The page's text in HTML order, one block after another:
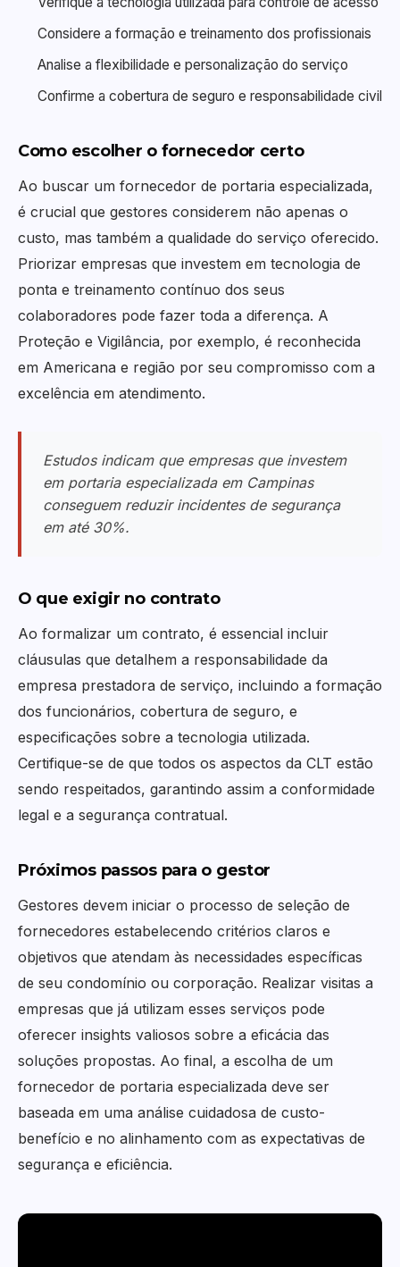
Considere a formação e treinamento dos profissionais
Analise a flexibilidade e personalização do serviço
Confirme a cobertura de seguro e responsabilidade civil
Como escolher o fornecedor certo
Ao buscar um fornecedor de portaria especializada,
é crucial que gestores considerem não apenas o
custo, mas também a qualidade do serviço oferecido.
Priorizar empresas que investem em tecnologia de
ponta e treinamento contínuo dos seus
colaboradores pode fazer toda a diferença. A
Proteção e Vigilância, por exemplo, é reconhecida
em Americana e região por seu compromisso com a
excelência em atendimento.
Estudos indicam que empresas que investem
em portaria especializada em Campinas
conseguem reduzir incidentes de segurança
em até 30%.
O que exigir no contrato
Ao formalizar um contrato, é essencial incluir
cláusulas que detalhem a responsabilidade da
empresa prestadora de serviço, incluindo a formação
dos funcionários, cobertura de seguro, e
especificações sobre a tecnologia utilizada.
Certifique-se de que todos os aspectos da CLT estão
sendo respeitados, garantindo assim a conformidade
legal e a segurança contratual.
Próximos passos para o gestor
Gestores devem iniciar o processo de seleção de
fornecedores estabelecendo critérios claros e
objetivos que atendam às necessidades específicas
de seu condomínio ou corporação. Realizar visitas a
empresas que já utilizam esses serviços pode
oferecer insights valiosos sobre a eficácia das
soluções propostas. Ao final, a escolha de um
fornecedor de portaria especializada deve ser
baseada em uma análise cuidadosa de custo-
benefício e no alinhamento com as expectativas de
segurança e eficiência.